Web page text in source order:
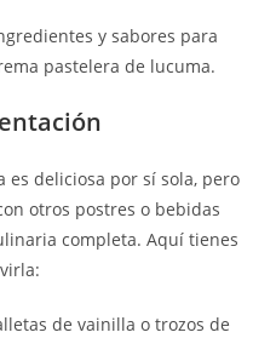
y sabores para
pastelera de lucuma.
es deliciosa por sí sola, pero
otros postres o bebidas
completa. Aquí tienes
de vainilla o trozos de